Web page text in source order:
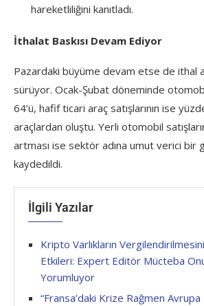
hareketliliğini kanıtladı.
İthalat Baskısı Devam Ediyor
Pazardaki büyüme devam etse de ithal
sürüyor. Ocak-Şubat döneminde
64’ü, hafif ticari araç satışlarının ise
araçlardan oluştu. Yerli otomobil
artması ise sektör adına umut verici bir
kaydedildi.
İlgili Yazılar
Kripto Varlıkların
Etkileri: Expert Editör Mücteba
Yorumluyor
“Fransa’daki Krize Rağmen Avrupa